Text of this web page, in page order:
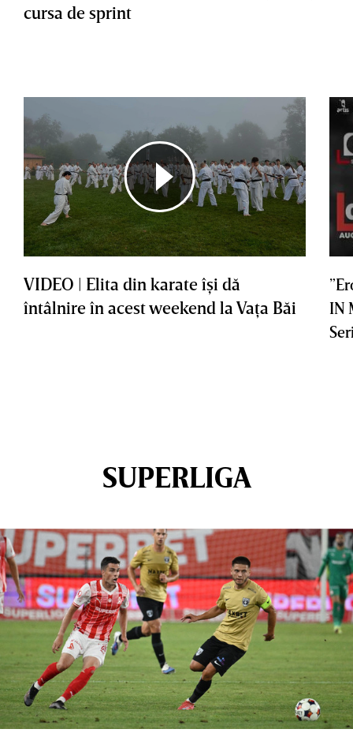
cursa de sprint
VIDEO | Elita din karate îşi dă
întâlnire în acest weekend la Vaţa Băi
IN
SUPERLIGA